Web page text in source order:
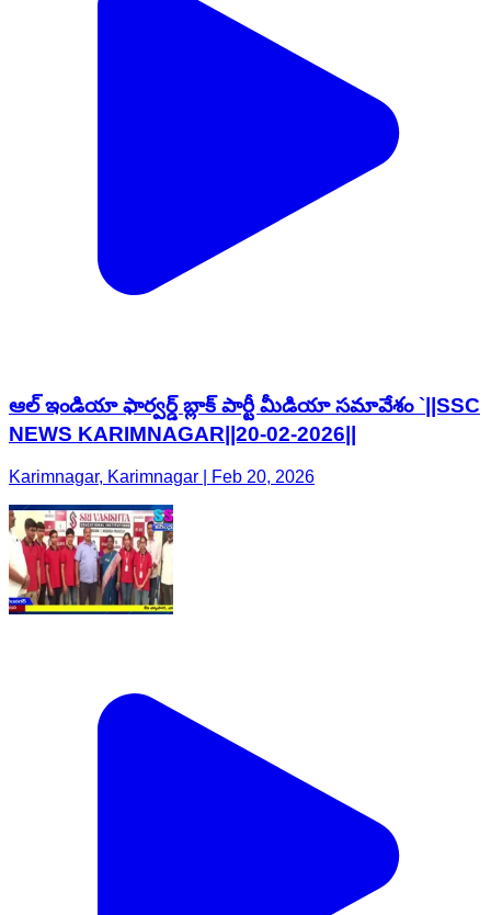
ఆల్ ఇండియా ఫార్వర్డ్ బ్లాక్ పార్టీ మీడియా సమావేశం `||SSC
NEWS KARIMNAGAR||20-02-2026||
Karimnagar, Karimnagar | Feb 20, 2026